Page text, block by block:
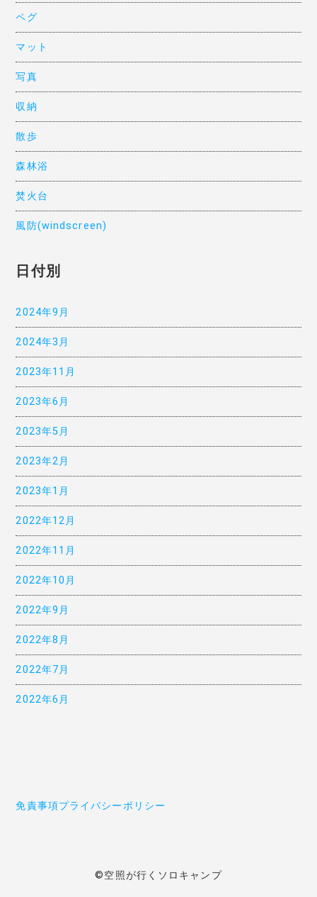
ペグ
マット
写真
収納
散歩
森林浴
焚火台
風防(windscreen)
日付別
2024年9月
2024年3月
2023年11月
2023年6月
2023年5月
2023年2月
2023年1月
2022年12月
2022年11月
2022年10月
2022年9月
2022年8月
2022年7月
2022年6月
免責事項プライバシーポリシー
©空照が行くソロキャンプ